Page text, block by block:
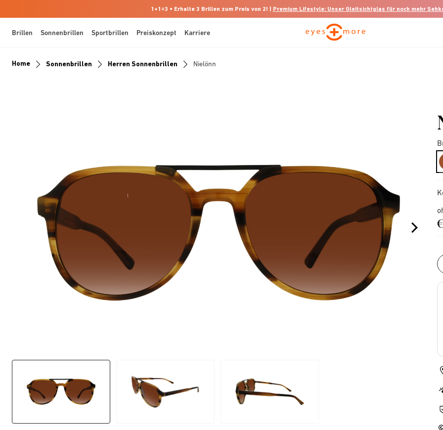
1+1=3 • Erhalte 3 Brillen zum Preis von 2! | Premium Lifestyle: Unser Gleitsichtglas für noch mehr
Brillen Sonnenbrillen Sportbrillen Preiskonzept Karriere
Home Sonnenbrillen Herren Sonnenbrillen Nielönn